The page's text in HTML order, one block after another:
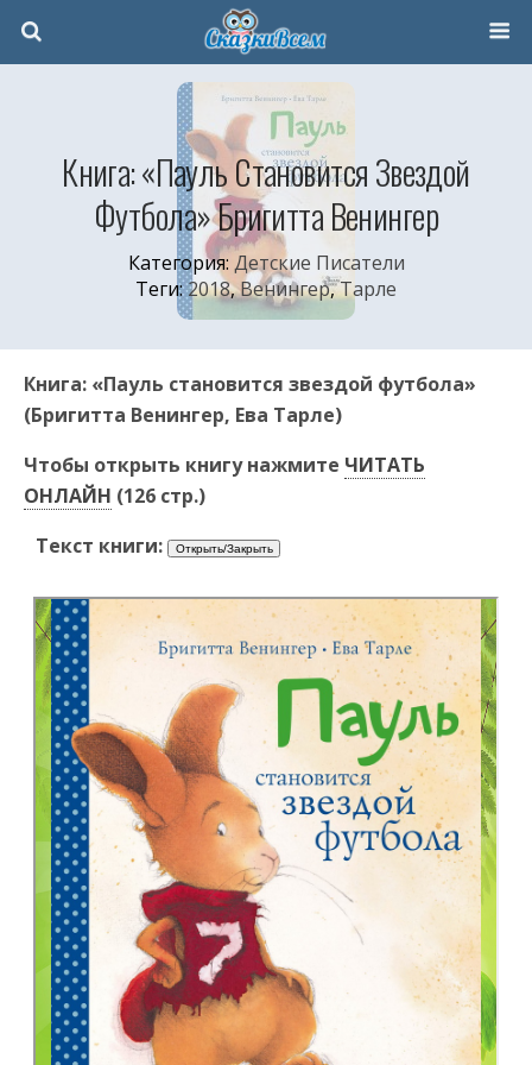
Книга: «Пауль Становится Звездой
Футбола» Бригитта Венингер
Категория: Детские Писатели
Теги:2018,Венингер,Тарле
Книга: «Пауль становится звездой футбола»
(Бригитта Венингер, Ева Тарле)
Чтобы открыть книгу нажмите ЧИТАТЬ
ОНЛАЙН (126 стр.)
Текст книги: